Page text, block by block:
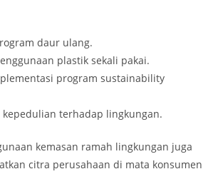
daur ulang.
plastik sekali pakai.
program sustainability
kepedulian terhadap lingkungan.
kemasan ramah lingkungan juga
citra perusahaan di mata konsumen